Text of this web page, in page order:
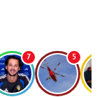
7 5